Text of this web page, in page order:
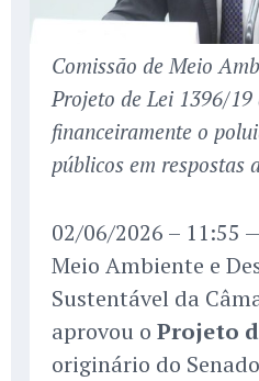
Comissão de Meio
Projeto de Lei 1396/
financeiramente o
públicos em respostas
02/06/2026 – 11:55
Meio Ambiente e
Sustentável da
aprovou o Projeto
originário do